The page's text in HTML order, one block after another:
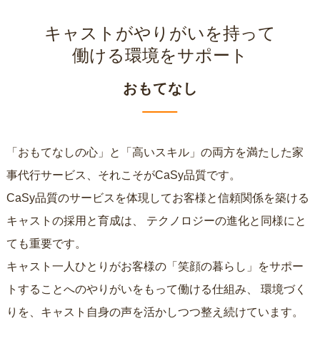
キャストがやりがいを持って
働ける環境をサポート
おもてなし
「おもてなしの心」と「高いスキル」の両方を満たした家
事代行サービス、それこそがCaSy品質です。
CaSy品質のサービスを体現してお客様と信頼関係を築ける
キャストの採用と育成は、
ても重要です。
キャスト一人ひとりがお客様の「笑顔の暮らし」をサポー
トすることへのやりがいをもって働ける仕組み、
りを、キャスト自身の声を活かしつつ整え続けています。